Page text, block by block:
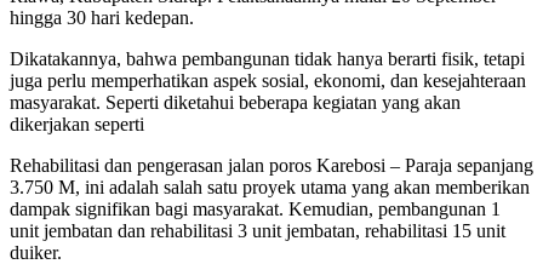
hingga 30 hari kedepan.
Dikatakannya, bahwa pembangunan tidak hanya berarti fisik, tetapi
juga perlu memperhatikan aspek sosial, ekonomi, dan kesejahteraan
masyarakat. Seperti diketahui beberapa kegiatan yang akan
dikerjakan seperti
Rehabilitasi dan pengerasan jalan poros Karebosi – Paraja sepanjang
3.750 M, ini adalah salah satu proyek utama yang akan memberikan
dampak signifikan bagi masyarakat. Kemudian, pembangunan 1
unit jembatan dan rehabilitasi 3 unit jembatan, rehabilitasi 15 unit
duiker.